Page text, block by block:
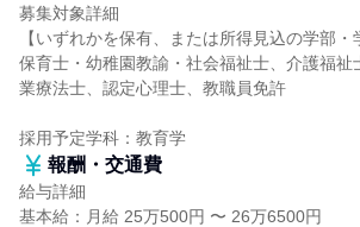
募集対象詳細
【いずれかを保有、または所得見込の学部・
保育士・幼稚園教諭・社会福祉士、介護福祉
業療法士、認定心理士、教職員免許
採用予定学科：教育学
報酬・交通費
給与詳細
基本給：月給 25万500円 〜 26万6500円